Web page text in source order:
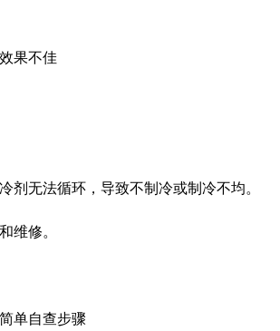
果不佳
剂无法循环，导致不制冷或制冷不均。
维修。
单自查步骤